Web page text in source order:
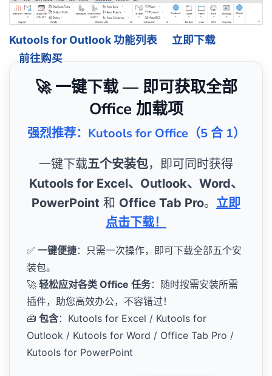
Kutools for Outlook 功能列表
立即下载
前往购买
🚀 一键下载 — 即可获取全部
Office 加载项
强烈推荐：Kutools for Office（5 合 1）
一键下载五个安装包，即可同时获得
Kutools for Excel、Outlook、Word、
PowerPoint 和 Office Tab Pro。 立即
点击下载！
✅ 一键便捷：只需一次操作，即可下载全部五个安
装包。
🚀 轻松应对各类 Office 任务：随时按需安装所需
插件，助您高效办公，不容错过！
🧰 包含：Kutools for Excel / Kutools for
Outlook / Kutools for Word / Office Tab Pro /
Kutools for PowerPoint